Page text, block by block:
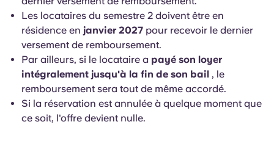
Les locataires du semestre 2 doivent être en
résidence en janvier 2027 pour recevoir le dernier
versement de remboursement.
Par ailleurs, si le locataire a payé son loyer
intégralement jusqu'à la fin de son bail , le
remboursement sera tout de même accordé.
Si la réservation est annulée à quelque moment que
ce soit, l'offre devient nulle.